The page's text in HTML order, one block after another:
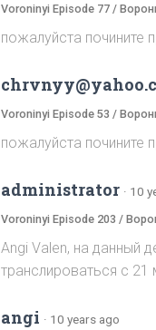
Voroninyi Episode 77 /
пожалуйста почините
Voroninyi Episode 53 /
пожалуйста почините
administrator · 10
Voroninyi Episode 203 /
Angi Valen, на данный
транслироваться с 21
angi · 10 years ago